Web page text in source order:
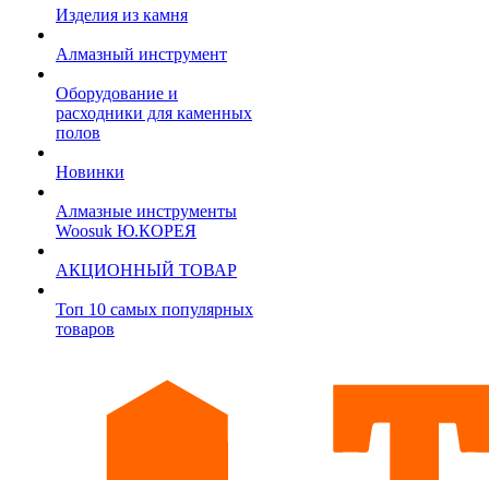
Изделия из камня
Алмазный инструмент
Оборудование и
расходники для каменных
полов
Новинки
Алмазные инструменты
Woosuk Ю.КОРЕЯ
АКЦИОННЫЙ ТОВАР
Топ 10 самых популярных
товаров